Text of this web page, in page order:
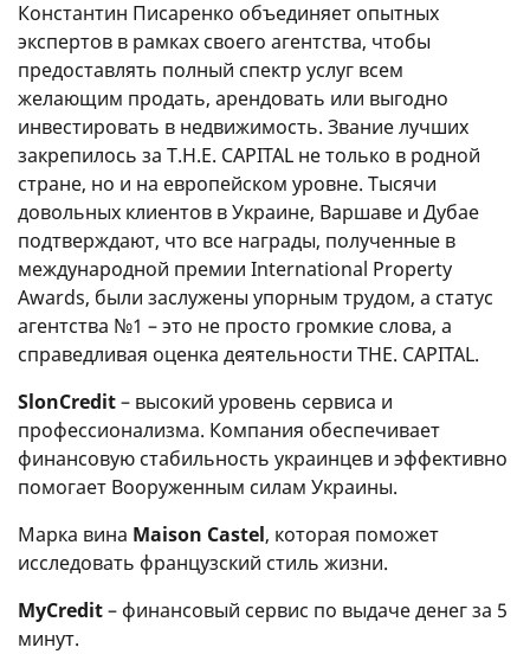
Константин Писаренко объединяет опытных
экспертов в рамках своего агентства, чтобы
предоставлять полный спектр услуг всем
желающим продать, арендовать или выгодно
инвестировать в недвижимость. Звание лучших
закрепилось за T.H.E. CAPITAL не только в родной
стране, но и на европейском уровне. Тысячи
довольных клиентов в Украине, Варшаве и Дубае
подтверждают, что все награды, полученные в
международной премии International Property
Awards, были заслужены упорным трудом, а статус
агентства №1 – это не просто громкие слова, а
справедливая оценка деятельности THE. CAPITAL.
SlonCredit– высокий уровень сервиса и
профессионализма. Компания обеспечивает
финансовую стабильность украинцев и эффективно
помогает Вооруженным силам Украины.
Марка вина Maison Castel, которая поможет
исследовать французский стиль жизни.
MyCredit– финансовый сервис по выдаче денег за 5
минут.